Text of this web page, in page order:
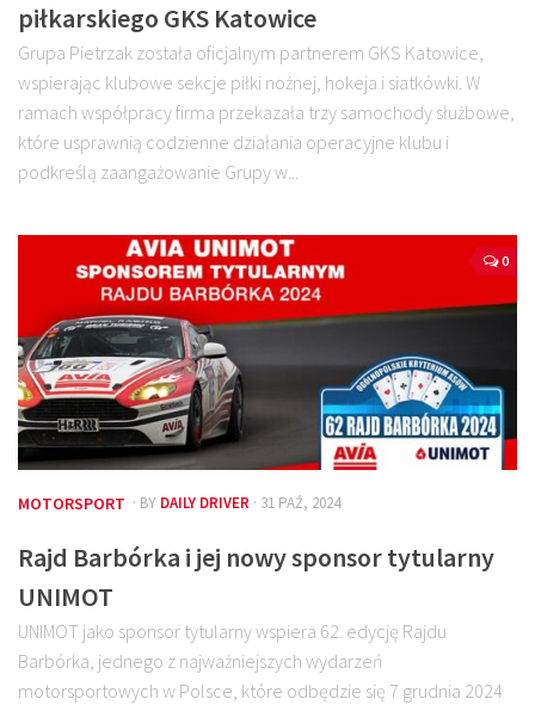
piłkarskiego GKS Katowice
Grupa Pietrzak została oficjalnym partnerem GKS Katowice,
wspierając klubowe sekcje piłki nożnej, hokeja i siatkówki. W
ramach współpracy firma przekazała trzy samochody służbowe,
które usprawnią codzienne działania operacyjne klubu i
podkreślą zaangażowanie Grupy w...
0
MOTORSPORT · BY DAILY DRIVER · 31 PAŹ, 2024
Rajd Barbórka i jej nowy sponsor tytularny
UNIMOT
UNIMOT jako sponsor tytularny wspiera 62. edycję Rajdu
Barbórka, jednego z najważniejszych wydarzeń
motorsportowych w Polsce, które odbędzie się 7 grudnia 2024